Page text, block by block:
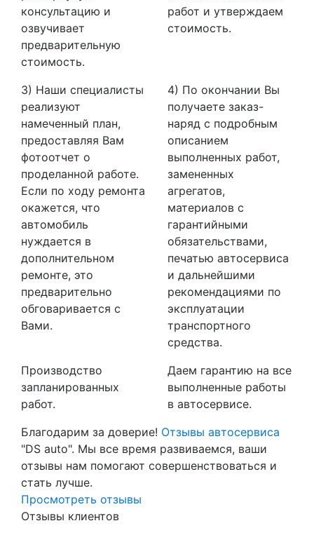
консультацию и
озвучивает
предварительную
стоимость.
работ и утверждаем
стоимость.
3) Наши специалисты
реализуют
намеченный план,
предоставляя Вам
фотоотчет о
проделанной работе.
Если по ходу ремонта
окажется, что
автомобиль
нуждается в
дополнительном
ремонте, это
предварительно
обговаривается с
Вами.
4) По окончании Вы
получаете заказ-
наряд с подробным
описанием
выполненных работ,
замененных
агрегатов,
материалов с
гарантийными
обязательствами,
печатью автосервиса
и дальнейшими
рекомендациями по
эксплуатации
транспортного
средства.
Производство
запланированных
работ.
Даем гарантию на все
выполненные работы
в автосервисе.
Благодарим за доверие! Отзывы автосервиса
"DS auto". Мы все время развиваемся, ваши
отзывы нам помогают совершенствоваться и
стать лучше.
Просмотреть отзывы
Отзывы клиентов